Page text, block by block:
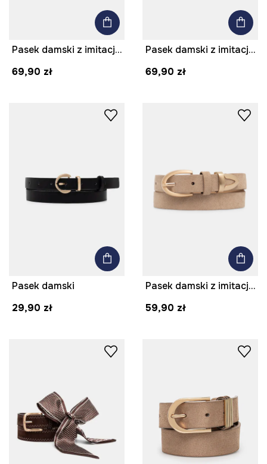
Pasek damski z imitacji skóry
69,90 zł
Pasek damski z imitacji skóry z aplikacją kolor czarny
69,90 zł
Pasek damski
29,90 zł
Pasek damski z imitacji zamszu
59,90 zł